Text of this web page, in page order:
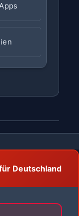
Deutschland